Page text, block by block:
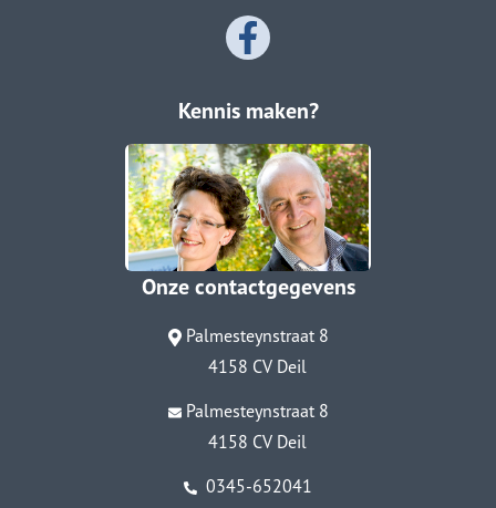
Kennis maken?
Onze contactgegevens
Palmesteynstraat 8
4158 CV Deil
Palmesteynstraat 8
4158 CV Deil
0345-652041